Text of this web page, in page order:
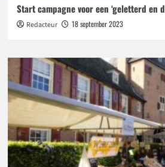
Start campagne voor een ‘geletterd en
Redacteur 18 september 2023